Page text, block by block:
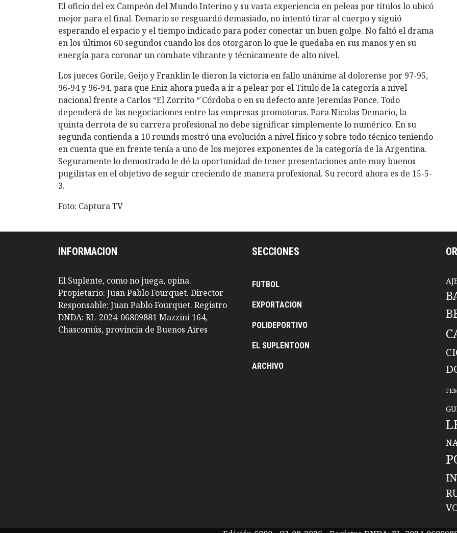
El oficio del ex Campeón del Mundo Interino y su vasta experiencia en peleas por títulos lo ubicó
mejor para el final. Demario se resguardó demasiado, no intentó tirar al cuerpo y siguió
esperando el espacio y el tiempo indicado para poder conectar un buen golpe. No faltó el drama
en los últimos 60 segundos cuando los dos otorgaron lo que le quedaba en sus manos y en su
energía para coronar un combate vibrante y técnicamente de alto nivel.
Los jueces Gorile, Geijo y Franklin le dieron la victoria en fallo unánime al dolorense por 97-95,
96-94 y 96-94, para que Eniz ahora pueda a ir a pelear por el Titulo de la categoría a nivel
nacional frente a Carlos “El Zorrito “´Córdoba o en su defecto ante Jeremías Ponce. Todo
dependerá de las negociaciones entre las empresas promotoras. Para Nicolas Demario, la
quinta derrota de su carrera profesional no debe significar simplemente lo numérico. En su
segunda contienda a 10 rounds mostró una evolución a nivel físico y sobre todo técnico teniendo
en cuenta que en frente tenía a uno de los mejores exponentes de la categoría de la Argentina.
Seguramente lo demostrado le dé la oportunidad de tener presentaciones ante muy buenos
pugilistas en el objetivo de seguir creciendo de manera profesional. Su record ahora es de 15-5-
3.
Foto: Captura TV
INFORMACION
El Suplente, como no juega, opina.
Propietario: Juan Pablo Fourquet. Director
Responsable: Juan Pablo Fourquet. Registro
DNDA: RL-2024-06809881 Mazzini 164,
Chascomús, provincia de Buenos Aires
SECCIONES
FUTBOL
EXPORTACION
POLIDEPORTIVO
EL SUPLENTOON
ARCHIVO